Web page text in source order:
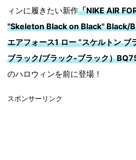
ィンに履きたい新作「NIKE AIR
"Skeleton Black on Black" Black/
エアフォース1 ロー ”スケルトン ブ
ブラック/ブラック-ブラック）
のハロウィンを前に登場！
スポンサーリンク